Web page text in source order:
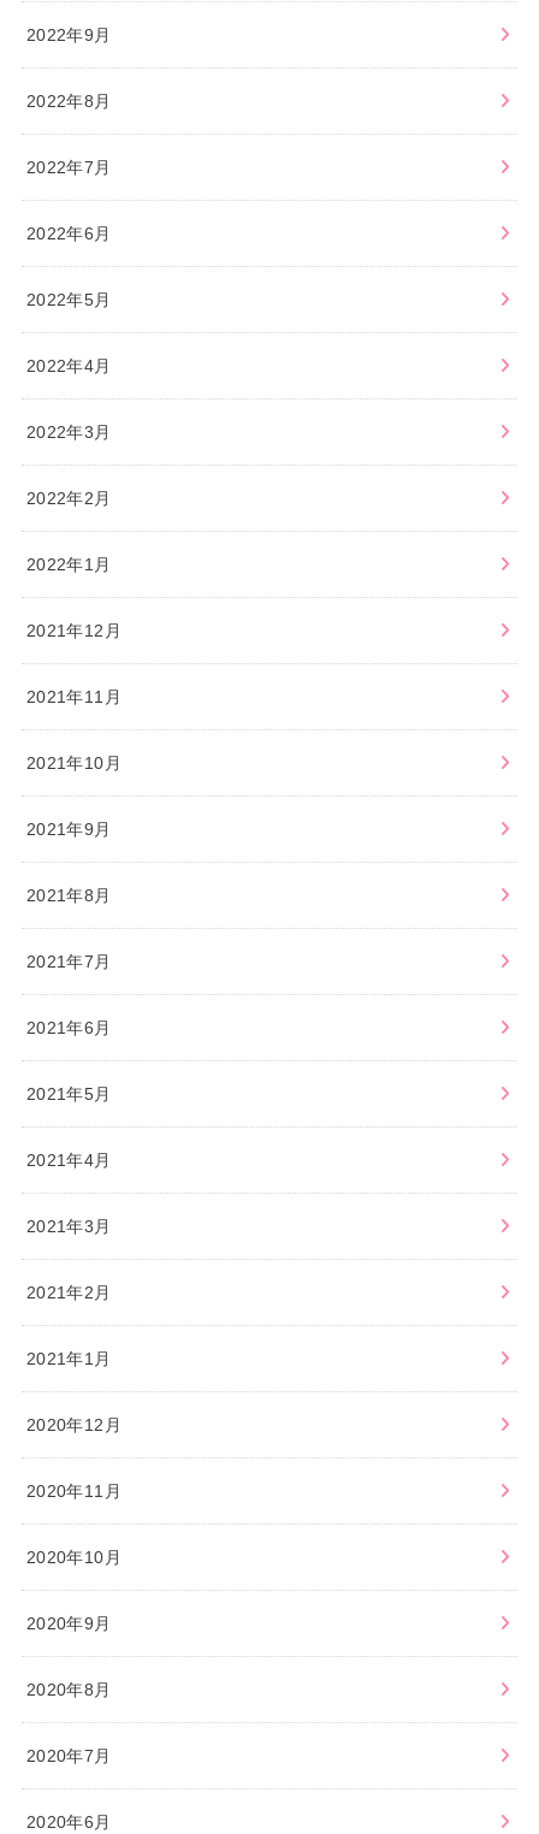
2022年9月
2022年8月
2022年7月
2022年6月
2022年5月
2022年4月
2022年3月
2022年2月
2022年1月
2021年12月
2021年11月
2021年10月
2021年9月
2021年8月
2021年7月
2021年6月
2021年5月
2021年4月
2021年3月
2021年2月
2021年1月
2020年12月
2020年11月
2020年10月
2020年9月
2020年8月
2020年7月
2020年6月